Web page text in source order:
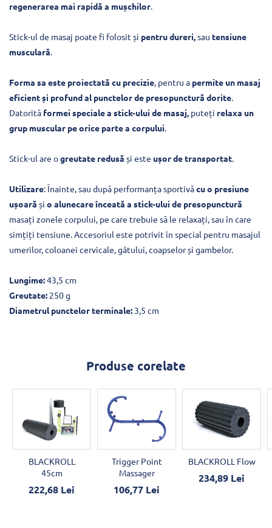
regenerarea mai rapidă a mușchilor.
Stick-ul de masaj poate fi folosit și pentru dureri,sau tensiune
musculară.
Forma sa este proiectată cu precizie, pentru a permite un masaj
eficient și profund al punctelor de presopunctură dorite.
Datorită formei speciale a stick-ului de masaj, puteți relaxa un
grup muscular pe orice parte a corpului.
Stick-ul are ogreutate redusă și este ușor de transportat.
Utilizare: Înainte, sau după performanța sportivăcu o presiune
ușoară și o alunecare înceată a stick-ului de presopunctură
masați zonele corpului, pe care trebuie să le relaxați, sau în care
simțiți tensiune. Accesoriul este potrivit în special pentru masajul
umerilor, coloanei cervicale, gâtului, coapselor și gambelor.
Lungime:43,5 cm
Greutate: 250 g
Diametrul punctelor terminale: 3,5 cm
Produse corelate
BLACKROLL
45cm
222,68 Lei
Trigger Point
Massager
106,77 Lei
BLACKROLL Flow
234,89 Lei